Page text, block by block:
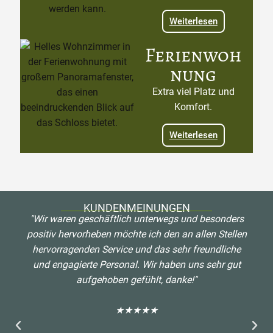
Weiterlesen
Ferienwoh
nung
Extra viel Platz und
Komfort.
Weiterlesen
KUNDENMEINUNGEN
"Wir waren geschäftlich unterwegs und besonders
positiv hervorheben möchte ich den an allen Stellen
hervorragenden Service und das sehr freundliche
und engagierte Personal. Wir haben uns sehr gut
aufgehoben gefühlt, danke!"
★★★★★